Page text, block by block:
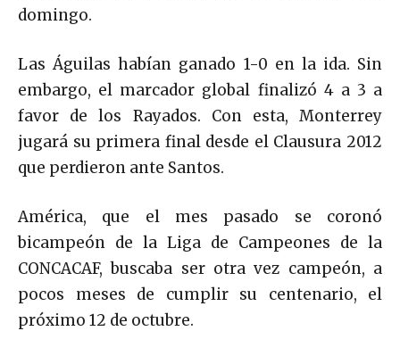
domingo.
Las Águilas habían ganado 1-0 en la ida. Sin
embargo, el marcador global finalizó 4 a 3 a
favor de los Rayados. Con esta, Monterrey
jugará su primera final desde el Clausura 2012
que perdieron ante Santos.
América, que el mes pasado se coronó
bicampeón de la Liga de Campeones de la
CONCACAF, buscaba ser otra vez campeón, a
pocos meses de cumplir su centenario, el
próximo 12 de octubre.